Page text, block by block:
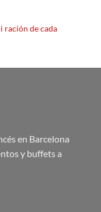
ración de cada
en Barcelona
y buffets a